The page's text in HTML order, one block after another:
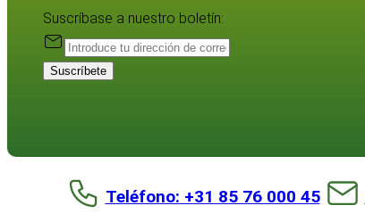
Suscríbase a nuestro boletín:
Suscríbete
Teléfono: +31 85 76 000 45